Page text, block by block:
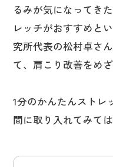
るみが気になってき
レッチがおすすめと
究所代表の松村卓さ
て、肩こり改善をめざ
1分のかんたんストレ
間に取り入れてみて